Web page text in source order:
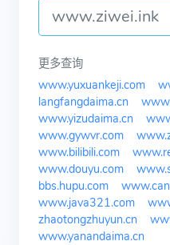
更多查询
www.yuxuankeji.com
langfangdaima.cn
www.yizudaima.cn
www.gywvr.com
www.bilibili.com
www.douyu.com
bbs.hupu.com
www.java321.com
zhaotongzhuyun.cn
www.yanandaima.cn